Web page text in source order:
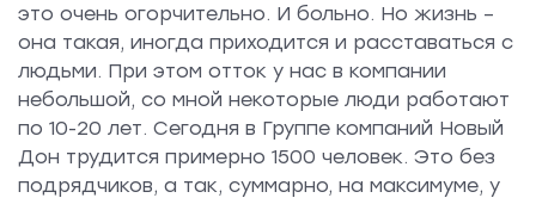
это очень огорчительно. И больно. Но жизнь –
она такая, иногда приходится и расставаться с
людьми. При этом отток у нас в компании
небольшой, со мной некоторые люди работают
по 10-20 лет. Сегодня в Группе компаний Новый
Дон трудится примерно 1500 человек. Это без
подрядчиков, а так, суммарно, на максимуме, у